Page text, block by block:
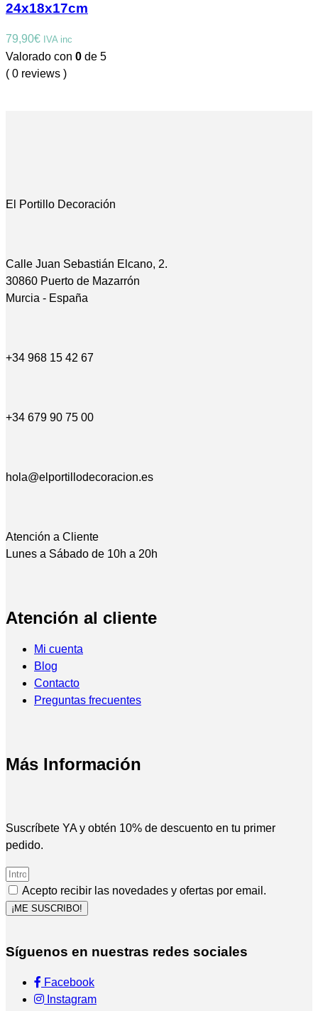
24x18x17cm
79,90€ IVA inc
Valorado con 0 de 5
( 0 reviews )
El Portillo Decoración
Calle Juan Sebastián Elcano, 2.
30860 Puerto de Mazarrón
Murcia - España
+34 968 15 42 67
+34 679 90 75 00
hola@elportillodecoracion.es
Atención a Cliente
Lunes a Sábado de 10h a 20h
Atención al cliente
Mi cuenta
Blog
Contacto
Preguntas frecuentes
Más Información
Suscríbete YA y obtén 10% de descuento en tu primer
pedido.
Acepto recibir las novedades y ofertas por email.
¡ME SUSCRIBO!
Síguenos en nuestras redes sociales
Facebook
Instagram